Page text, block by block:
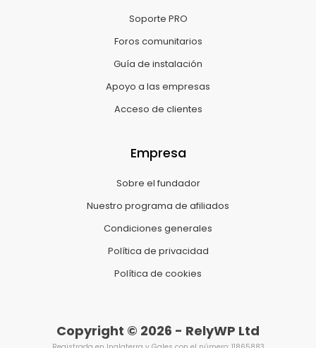
Soporte PRO
Foros comunitarios
Guía de instalación
Apoyo a las empresas
Acceso de clientes
Empresa
Sobre el fundador
Nuestro programa de afiliados
Condiciones generales
Política de privacidad
Política de cookies
Copyright © 2026 - RelyWP Ltd